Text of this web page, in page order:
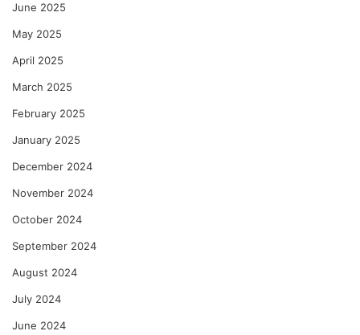
June 2025
May 2025
April 2025
March 2025
February 2025
January 2025
December 2024
November 2024
October 2024
September 2024
August 2024
July 2024
June 2024